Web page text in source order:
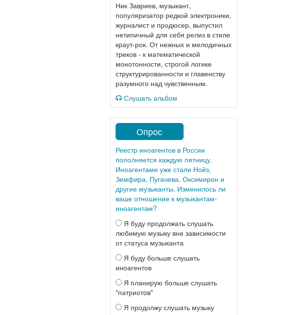
Ник Завриев, музыкант,
популяризатор редкой электроники,
журналист и продюсер, выпустил
нетипичный для себя релиз в стиле
краут-рок. От нежных и мелодичных
треков - к математической
монотонности, строгой логике
структурированности и главенству
разумного над чувственным.
Слушать альбом
Опрос
Реестр иноагентов в России
пополняется каждую пятницу.
Иноагентами уже стали Нойз,
Земфира, Пугачева, Оксимирон и
другие музыканты. Изменилось ли
ваше отношение к музыкантам-
иноагентам?
Я буду продолжать слушать
любимую музыку вне зависимости
от статуса музыканта
Я буду больше слушать
иноагентов
Я планирую больше слушать
"патриотов"
Я продолжу слушать музыку